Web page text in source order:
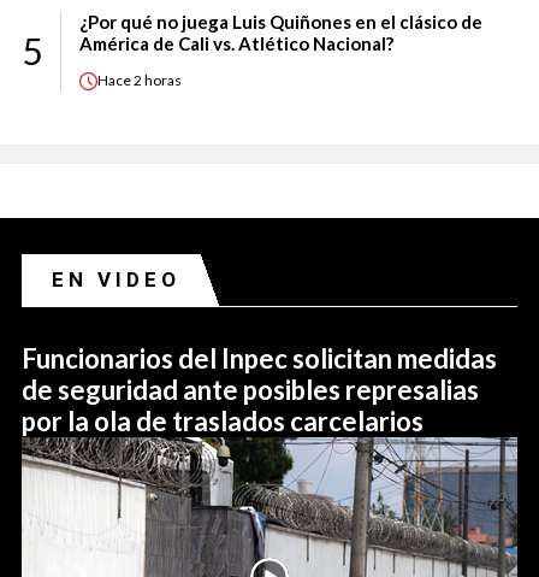
5
¿Por qué no juega Luis Quiñones en el clásico de
América de Cali vs. Atlético Nacional?
Hace2 horas
EN VIDEO
Funcionarios del Inpec solicitan medidas
de seguridad ante posibles represalias
por la ola de traslados carcelarios